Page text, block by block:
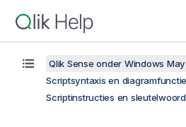
Qlik Sense onder Windows
Scriptsyntaxis en
Scriptinstructies en